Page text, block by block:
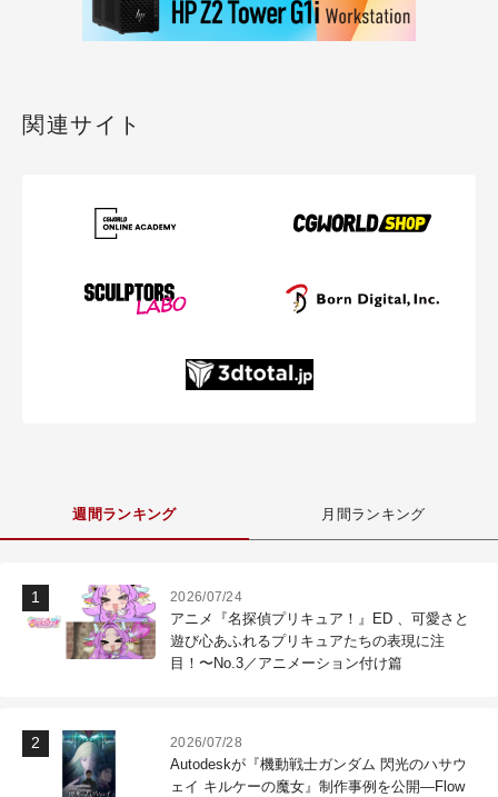
関連サイト
週間ランキング 月間ランキング
2026/07/24
アニメ『名探偵プリキュア！』ED 、可愛さと
遊び心あふれるプリキュアたちの表現に注
目！〜No.3／アニメーション付け篇
2026/07/28
Autodeskが『機動戦士ガンダム 閃光のハサウ
ェイ キルケーの魔女』制作事例を公開―Flow